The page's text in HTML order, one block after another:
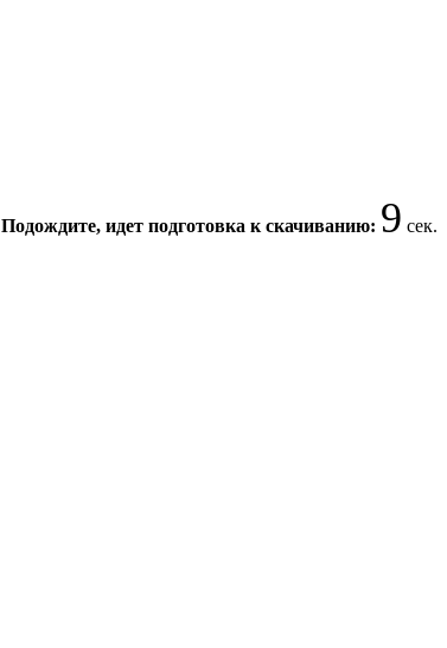
Подождите, идет подготовка к скачиванию: 9 сек.